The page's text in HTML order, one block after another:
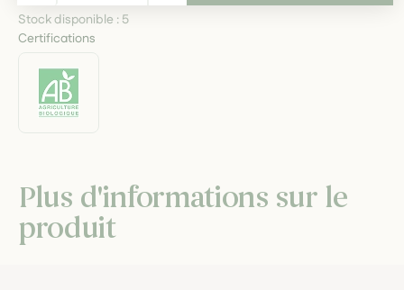
Stock disponible : 5
Certifications
Plus d'informations sur le
produit